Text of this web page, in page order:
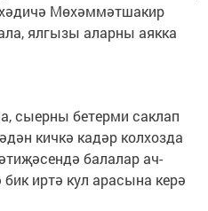
Мөхәммәтшакир
ялгызы аларны аякка
сыерны бетерми саклап
кичкә кадәр колхозда
балалар ач-
иртә кул арасына керә